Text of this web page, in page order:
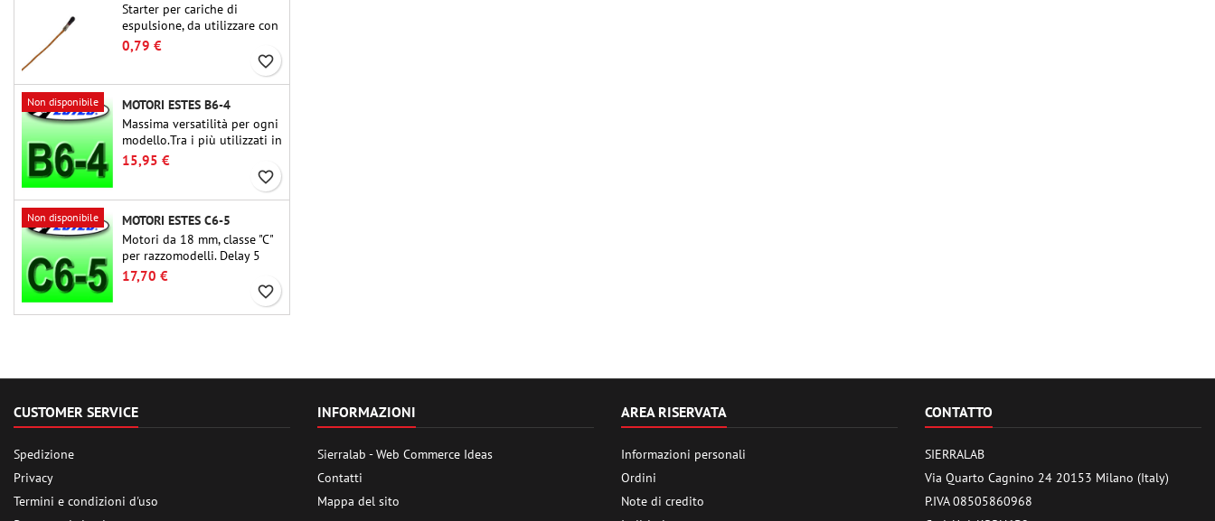
Starter per cariche di
espulsione, da utilizzare con
altimetri o altri dispositivi
elettronici.
0,79 €
favorite_border
Non disponibile
MOTORI ESTES B6-4
Massima versatilità per ogni
modello.Tra i più utilizzati in
assoluto, l'Estes B6-4 è il
motore adatto per la grande
razzomodelli Estes e simili.
15,95 €
favorite_border
Non disponibile
MOTORI ESTES C6-5
Motori da 18 mm, classe "C"
per razzomodelli. Delay 5
secondi, adatti per
razzomodelli monostadio.
17,70 €
favorite_border
CUSTOMER SERVICE
Spedizione
Privacy
Termini e condizioni d'uso
INFORMAZIONI
Sierralab - Web Commerce Ideas
Contatti
Mappa del sito
AREA RISERVATA
Informazioni personali
Ordini
Note di credito
CONTATTO
SIERRALAB
Via Quarto Cagnino 24 20153 Milano (Italy)
P.IVA 08505860968